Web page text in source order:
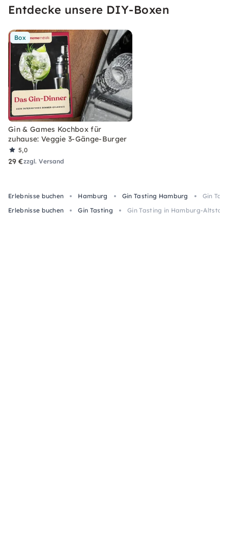
Entdecke unsere DIY-Boxen
Box
Gin & Games Kochbox für
zuhause: Veggie 3-Gänge-Burger
5,0
29 €zzgl. Versand
Erlebnisse buchen Hamburg Gin Tasting Hamburg
Gin
Erlebnisse buchen
Gin Tasting Gin Tasting in Hamburg-